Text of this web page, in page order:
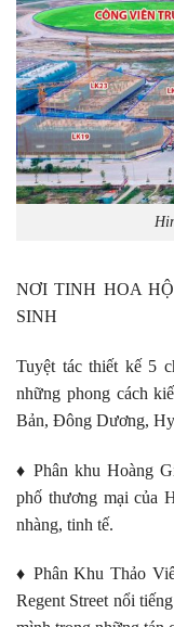
NƠI TINH HOA
SINH
Tuyệt tác thiết kế 5
những phong cách
Bản, Đông Dương,
♦️ Phân khu Hoàng
phố thương mại của
nhàng, tinh tế.
♦️ Phân Khu Thảo
Regent Street nổi